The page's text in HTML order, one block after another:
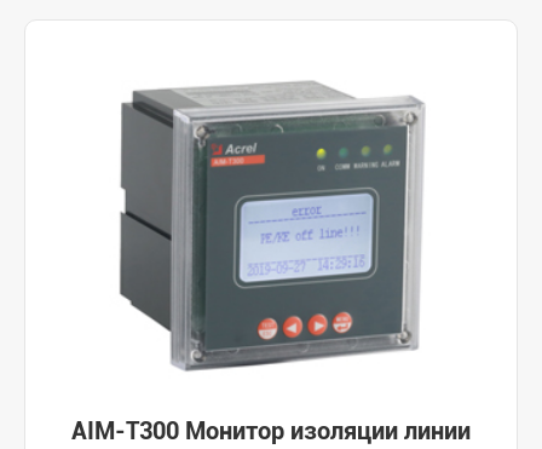
AIM-T300 Монитор изоляции линии